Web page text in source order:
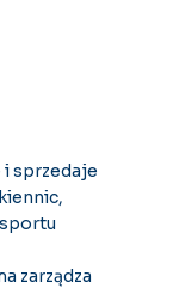
sprzedaje
zarządza